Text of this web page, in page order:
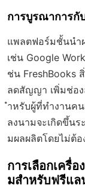
การบูรณาการกั
แพลตฟอร์มชั้นนำ
เช่น Google
ช่น FreshBooks
ลดสัญญา เพิ่มช่อง
ำหรับผู้ที่ทำงานค
ลงนามจะเกิดขึ้นร
มผลผลิตโดยไม่ต้
การเลือกเครื่
มสำหรับฟรีแ